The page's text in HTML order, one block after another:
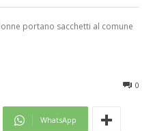
portano sacchetti al comune
0
WhatsApp